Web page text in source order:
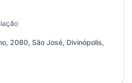
2080, São José, Divinópolis,